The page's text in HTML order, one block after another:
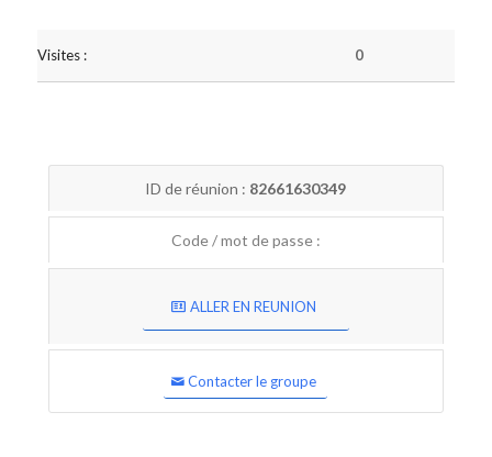
Visites : 0
ID de réunion : 82661630349
Code / mot de passe :
ALLER EN REUNION
Contacter le groupe